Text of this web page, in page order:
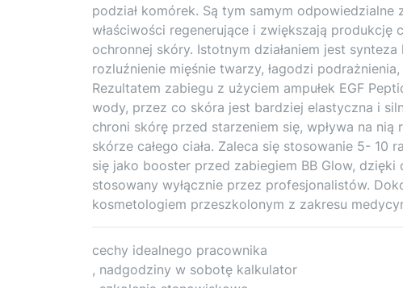
podział komórek. Są tym samym
właściwości regenerujące i zwiększają produkcję
ochronnej skóry. Istotnym działaniem jest
rozluźnienie mięśnie twarzy, łagodzi
Rezultatem zabiegu z użyciem ampułek EGF
wody, przez co skóra jest bardziej elastyczna i
chroni skórę przed starzeniem się, wpływa na
skórze całego ciała. Zaleca się stosowanie 5- 10
się jako booster przed zabiegiem BB Glow,
stosowany wyłącznie przez profesjonalistów.
kosmetologiem przeszkolonym z zakresu
cechy idealnego pracownika
, nadgodziny w sobotę kalkulator